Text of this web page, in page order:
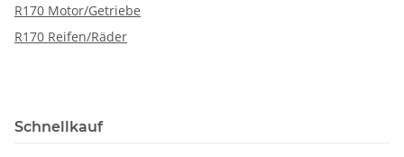
R170 Motor/Getriebe
R170 Reifen/Räder
Schnellkauf